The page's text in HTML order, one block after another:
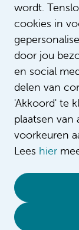
wordt.
cookies in
door jou
en social
delen van
'Akkoord' te
plaatsen van
voorkeuren
Lees hier